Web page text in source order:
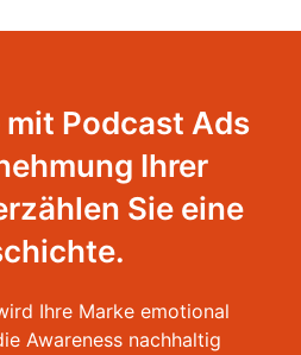
Podcast Ads
Ihrer
Sie eine
Ihre Marke emotional
Awareness nachhaltig